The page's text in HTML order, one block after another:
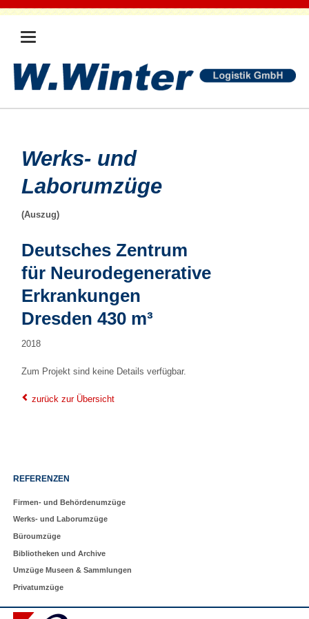
Werks- und
Laborumzüge
(Auszug)
Deutsches Zentrum
für Neurodegenerative
Erkrankungen
Dresden 430 m³
2018
Zum Projekt sind keine Details verfügbar.
zurück zur Übersicht
Navigation
REFERENZEN
Firmen- und Behördenumzüge
Werks- und Laborumzüge
Büroumzüge
Bibliotheken und Archive
Umzüge Museen & Sammlungen
Privatumzüge